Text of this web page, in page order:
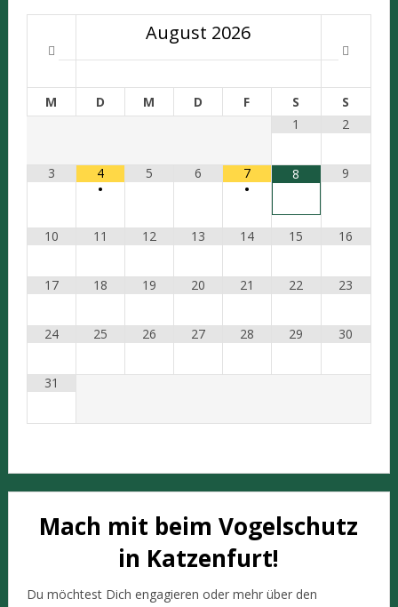
August 2026
M D M D F S
S
1
2
3
4
•
5 6
7
•
8 9
10 11 12 13 14 15 16
17 18 19 20 21 22 23
24 25 26 27 28 29 30
31
Mach mit beim Vogelschutz
in Katzenfurt!
Du möchtest Dich engagieren oder mehr über den